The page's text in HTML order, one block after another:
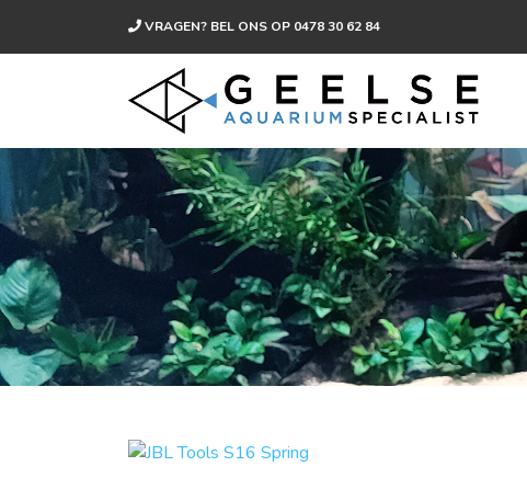
VRAGEN? BEL ONS OP 0478 30 62 84